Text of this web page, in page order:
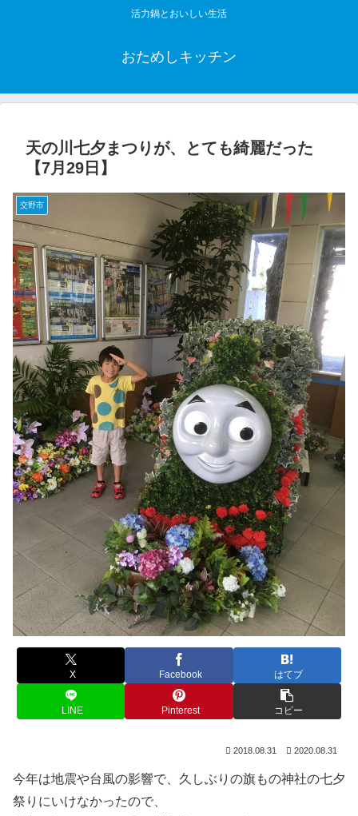
活力鍋とおいしい生活
おためしキッチン
天の川七夕まつりが、とても綺麗だった
【7月29日】
交野市
X Facebook はてブ
LINE Pinterest コピー
2018.08.31 2020.08.31
今年は地震や台風の影響で、久しぶりの旗もの神社の七夕
祭りにいけなかったので、